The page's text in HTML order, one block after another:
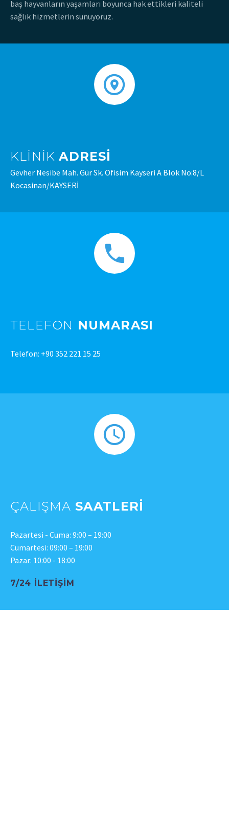
baş hayvanların yaşamları boyunca hak ettikleri kaliteli
sağlık hizmetlerin sunuyoruz.
KLINIKADRESI
Gevher Nesibe Mah. Gür Sk. Ofisim Kayseri A Blok No:8/L
Kocasinan/KAYSERİ
TELEFON NUMARASI
Telefon: +90 352 221 15 25
ÇALIŞMA SAATLERI
Pazartesi - Cuma: 9:00 – 19:00
Cumartesi: 09:00 – 19:00
Pazar: 10:00 - 18:00
7/24 İLETIŞIM